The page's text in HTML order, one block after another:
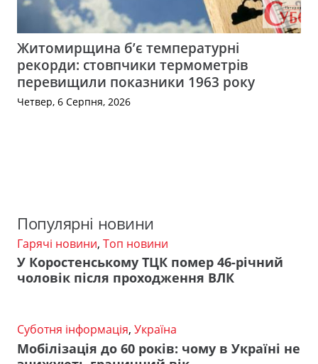
Житомирщина б’є температурні
рекорди: стовпчики термометрів
перевищили показники 1963 року
Четвер, 6 Серпня, 2026
Популярні новини
Гарячі новини, Топ новини
У Коростенському ТЦК помер 46-річний
чоловік після проходження ВЛК
Суботня інформація, Україна
Мобілізація до 60 років: чому в Україні не